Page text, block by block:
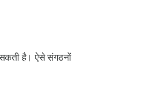
सकती है। ऐसे संगठनों